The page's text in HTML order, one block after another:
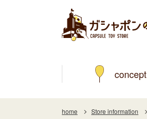
concept
home Store information